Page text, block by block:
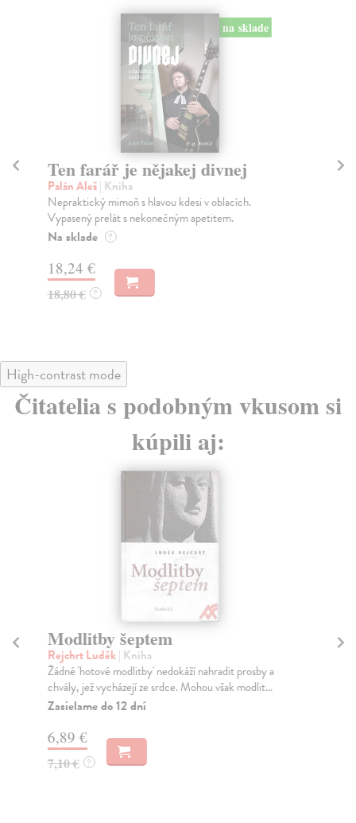
na sklade
Ten farář je nějakej divnej
Palán Aleš| Kniha
Nepraktický mimoň s hlavou kdesi v oblacích.
Vypasený prelát s nekonečným apetitem.
Na sklade ?
18,24 €
18,80 € ?
High-contrast mode
Čitatelia s podobným vkusom si
kúpili aj:
Modlitby šeptem
Rejchrt Luděk| Kniha
Žádné 'hotové modlitby' nedokáží nahradit prosby a
chvály, jež vycházejí ze srdce. Mohou však modlit...
Zasielame do 12 dní
6,89 €
7,10 € ?